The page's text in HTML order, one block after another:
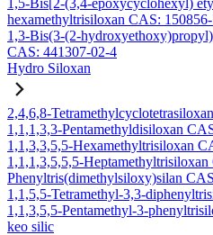
1,5-Bis[2-(3,4-epoxycyclohexyl)
hexamethyltrisiloxan CAS:
1,3-Bis(3-(2-
CAS: 441307-02-4
Hydro Siloxan
2,4,6,8-
1,1,1,3,3-Pentamethyldisiloxan
1,1,3,3,5,5-Hexamethyltrisiloxan
1,1,1,3,5,5,5-
Phenyltris(dimethylsiloxy)silan
1,1,5,5-Tetramethyl-3,3-
1,1,3,5,5-Pentamethyl-3-
keo silic